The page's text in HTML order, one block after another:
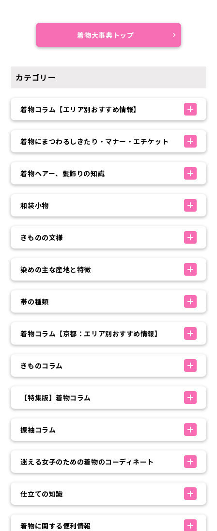
着物大事典トップ
カテゴリー
着物コラム【エリア別おすすめ情報】
着物にまつわるしきたり・マナー・エチケット
着物ヘアー、髪飾りの知識
和装小物
きものの文様
染めの主な産地と特徴
帯の種類
着物コラム【京都：エリア別おすすめ情報】
きものコラム
【特集版】着物コラム
振袖コラム
迷える女子のための着物のコーディネート
仕立ての知識
着物に関する便利情報